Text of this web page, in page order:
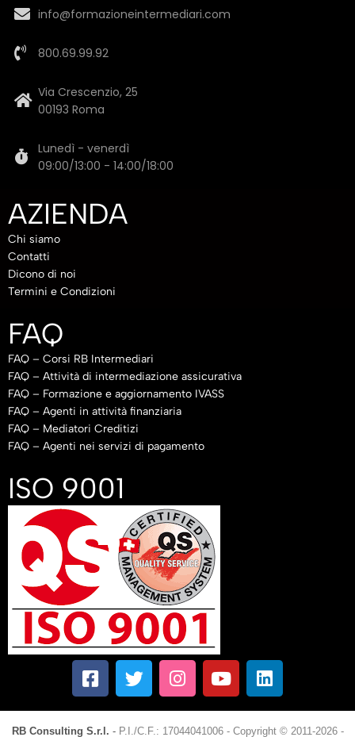
info@formazioneintermediari.com
800.69.99.92
Via Crescenzio, 25
00193 Roma
Lunedì - venerdì
09:00/13:00 - 14:00/18:00
AZIENDA
Chi siamo
Contatti
Dicono di noi
Termini e Condizioni
FAQ
FAQ – Corsi RB Intermediari
FAQ – Attività di intermediazione assicurativa
FAQ – Formazione e aggiornamento IVASS
FAQ – Agenti in attività finanziaria
FAQ – Mediatori Creditizi
FAQ – Agenti nei servizi di pagamento
ISO 9001
RB Consulting S.r.l. - P.I./C.F.: 17044041006 - Copyright © 2011-2026 -